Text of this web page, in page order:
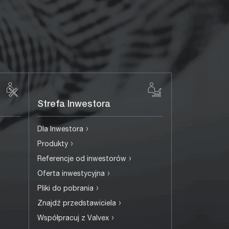
Strefa Inwestora
Dla Inwestora ›
Produkty ›
Referencje od inwestorów ›
Oferta inwestycyjna ›
Pliki do pobrania ›
Znajdź przedstawiciela ›
Współpracuj z Valvex ›